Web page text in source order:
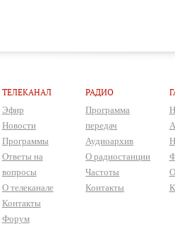
ТЕЛЕКАНАЛ
Эфир
Новости
Программы
Ответы на
вопросы
О телеканале
Контакты
Форум
РАДИО
Программа
передач
Аудиоархив
О радиостанции
Частоты
Контакты